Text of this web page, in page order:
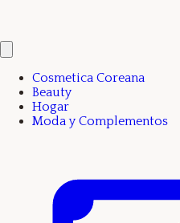
Cosmetica Coreana
Beauty
Hogar
Moda y Complementos